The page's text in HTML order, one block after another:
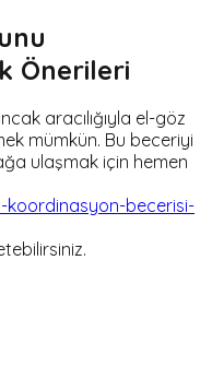
Önerileri
aracılığıyla el-göz
mümkün. Bu beceriyi
ulaşmak için hemen
becerisi-